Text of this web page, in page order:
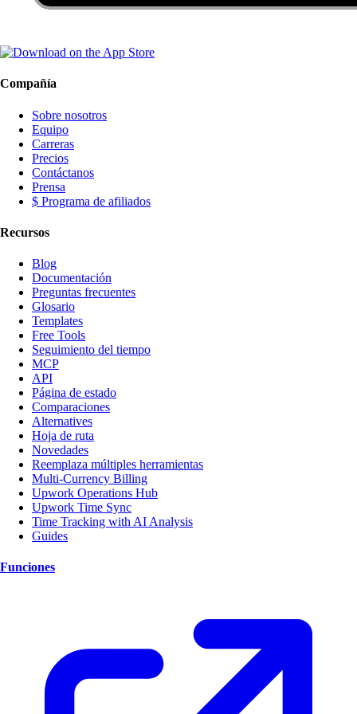
Compañía
Sobre nosotros
Equipo
Carreras
Precios
Contáctanos
Prensa
$ Programa de afiliados
Recursos
Blog
Documentación
Preguntas frecuentes
Glosario
Templates
Free Tools
Seguimiento del tiempo
MCP
API
Página de estado
Comparaciones
Alternatives
Hoja de ruta
Novedades
Reemplaza múltiples herramientas
Multi-Currency Billing
Upwork Operations Hub
Upwork Time Sync
Time Tracking with AI Analysis
Guides
Funciones